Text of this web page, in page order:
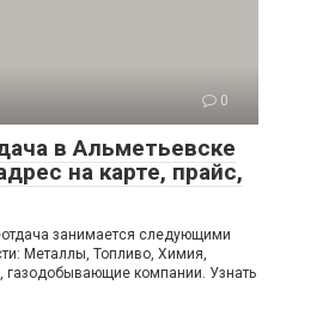
0
в Альметьевске
на карте, прайс,
занимается следующими
Металлы, Топливо, Химия,
компании. Узнать